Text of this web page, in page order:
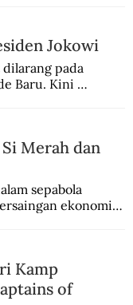
Jokowi
dilarang pada
Baru. Kini
Merah dan
sepabola
ekonomi
Kamp
of